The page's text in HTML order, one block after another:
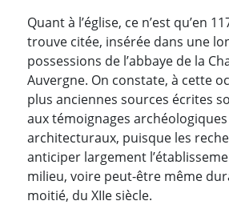
Quant à l’église, ce n’est qu’en
trouve citée, insérée dans une
possessions de l’abbaye de la
Auvergne. On constate, à cette
plus anciennes sources écrites
aux témoignages
architecturaux, puisque les
anticiper largement
milieu, voire peut-être même
moitié, du XIIe siècle.